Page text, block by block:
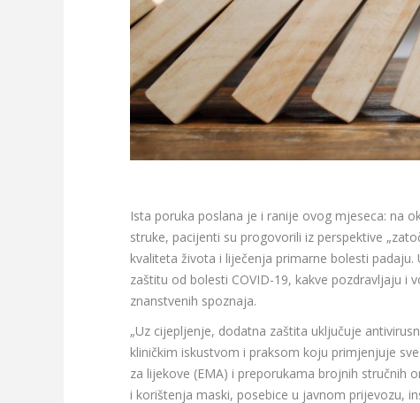
Ista poruka poslana je i ranije ovog mjeseca: na
struke, pacijenti su progovorili iz perspektive
kvaliteta života i liječenja primarne bolesti
zaštitu od bolesti COVID-19, kakve pozdravljaju i
znanstvenih spoznaja.
„Uz cijepljenje, dodatna zaštita uključuje
kliničkim iskustvom i praksom koju primjenjuje
za lijekove (EMA) i preporukama brojnih stručnih
i korištenja maski, posebice u javnom prijevozu,